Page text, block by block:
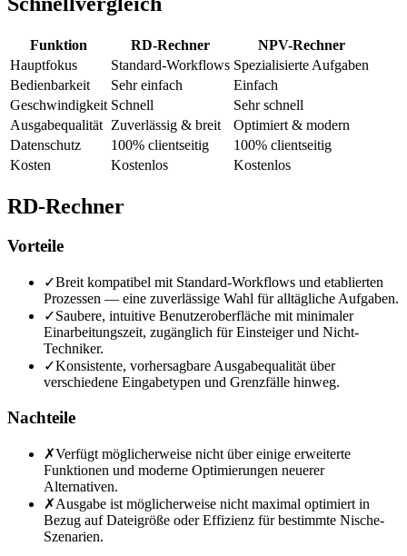
Funktion RD-Rechner
NPV-Rechner
Hauptfokus
Standard-Workflows Spezialisierte Aufgaben
Bedienbarkeit
Sehr einfach
Einfach
Geschwindigkeit Schnell
Sehr schnell
Ausgabequalität Zuverlässig & breit
Optimiert & modern
Datenschutz
100% clientseitig
100% clientseitig
Kosten
Kostenlos Kostenlos
RD-Rechner
Vorteile
✓Breit kompatibel mit Standard-Workflows und etablierten
Prozessen — eine zuverlässige Wahl für alltägliche Aufgaben.
✓Saubere, intuitive Benutzeroberfläche mit minimaler
Einarbeitungszeit, zugänglich für Einsteiger und Nicht-
Techniker.
✓Konsistente, vorhersagbare Ausgabequalität über
verschiedene Eingabetypen und Grenzfälle hinweg.
Nachteile
✗Verfügt möglicherweise nicht über einige erweiterte
Funktionen und moderne Optimierungen neuerer
Alternativen.
✗Ausgabe ist möglicherweise nicht maximal optimiert in
Bezug auf Dateigröße oder Effizienz für bestimmte Nische-
Szenarien.